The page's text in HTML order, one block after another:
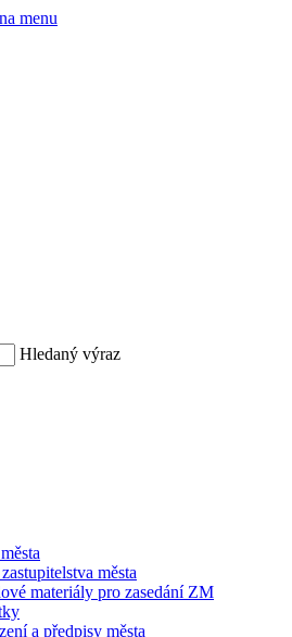
menu
Hledaný výraz
města
materiály pro zasedání ZM
a předpisy města